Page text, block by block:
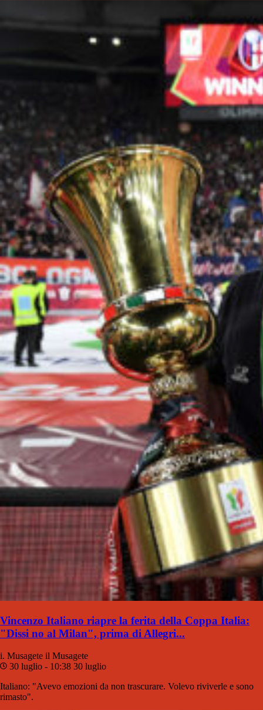
Vincenzo Italiano riapre la ferita della Coppa Italia:
"Dissi no al Milan", prima di Allegri...
i. Musagete il Musagete
30 luglio - 10:38 30 luglio
Italiano: "Avevo emozioni da non trascurare. Volevo riviverle e sono
rimasto".